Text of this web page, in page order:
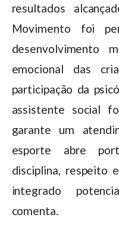
resultados
Movimento foi
desenvolvimento
emocional das
participação da
assistente social
garante um
esporte abre
disciplina, respeito
integrado
comenta.